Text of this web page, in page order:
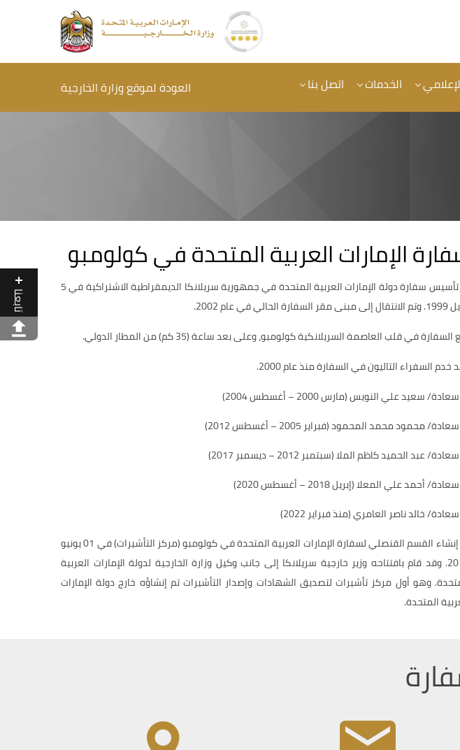
تابعنا
الخدمات اتصل بنا العودة لموقع وزارة الخارجية
الإمارات العربية المتحدة في كولومبو
تم تأسيس سفارة دولة الإمارات العربية المتحدة في جمهورية سريلانكا الديمقراطية الاشتراكية في 5
الحالي في عام 2002.
في قلب العاصمة السريلانكية كولومبو، وعلى بعد ساعة (35 كم) من المطار الدولي.
خدم السفراء التاليون في السفارة منذ عام 2000.
سعادة/ سعيد علي النويس (مارس 2000 – أغسطس 2004)
سعادة/ محمود محمد المحمود (فبراير 2005 – أغسطس 2012)
سعادة/ عبد الحميد كاظم الملا (سبتمبر 2012 – ديسمبر 2017)
سعادة/ أحمد علي المعلا (إبريل 2018 – أغسطس 2020)
سعادة/ خالد ناصر العامري (منذ فبراير 2022)
تم إنشاء القسم القنصلي لسفارة الإمارات العربية المتحدة في كولومبو (مركز التأشيرات) في 01 يونيو
2014. وقد قام بافتتاحه وزير خارجية سريلانكا إلى جانب وكيل وزارة الخارجية لدولة الإمارات العربية
وهو أول مركز تأشيرات لتصديق الشهادات وإصدار التأشيرات تم إنشاؤه خارج دولة الإمارات
المتحدة.